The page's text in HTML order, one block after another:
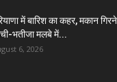
में बारिश का कहर, मकान
भतीजा मलबे में...
6, 2026